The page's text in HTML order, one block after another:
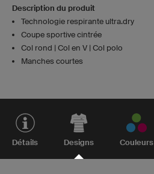
Description du produit
Technologie respirante ultra.dry
Coupe sportive cintrée
Col rond | Col en V | Col polo
Manches courtes
Détails Designs Couleurs